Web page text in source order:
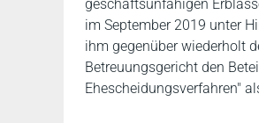
geschäftsunfähigen
im September 2019 unter
ihm gegenüber wiederholt
Betreuungsgericht den
Ehescheidungsverfahren"